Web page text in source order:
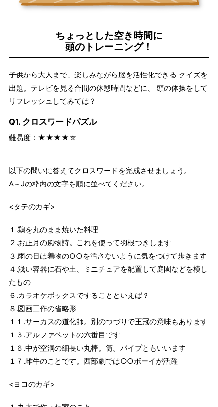
ちょっとした空き時間に
頭のトレーニング！
子供から大人まで、楽しみながら脳を活性化できる クイズを
出題。テレビを見る合間の休憩時間などに、 頭の体操をして
リフレッシュしてみては？
Q1. クロスワードパズル
難易度：★★★★☆
以下の問いに答えてクロスワードを完成させましょう。
A～Jの枠内の文字を順に並べてください。
<タテのカギ>
１.鶏を丸のまま焼いた料理
２.お正月の風物詩。これを使って羽根つきします
３.雨の日は着物の○○を汚さないように気をつけて歩きます
４.浅い容器に石や土、ミニチュアを配置して庭園などを模し
たもの
６.カラオケボックスですることといえば？
８.図画工作の省略形
１１.サーカスの道化師。別のつづりで王冠の意味もあります
１３.アルファベットの六番目です
１６.中が空洞の細長い丸棒。筒。パイプともいいます
１７.雌牛のことです。西部劇では○○ボーイが活躍
<ヨコのカギ>